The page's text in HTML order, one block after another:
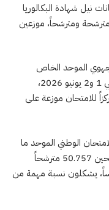
نيل شهادة البكالوريا
برسم دورة 2026 بلغ ما مجموعه 98.240 مترشحة ومترشحاً، موزعين
الموحد الخاص
بالمترشحين الممدرسين والأحرار انطلقت يومي 1 و2 يونيو 2026،
55.776 مترشحاً، وذلك عبر 225 مركزاً للامتحان موزعة على
الوطني الموحد ما
بين 4 و6 يونيو 2026، حيث بلغ عدد المترشحين 50.757 مترشحاً
مترشحاً ممدرساً، يشكلون نسبة مهمة من